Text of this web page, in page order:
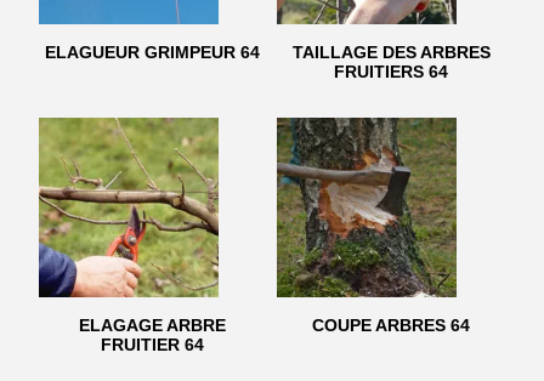
ELAGUEUR GRIMPEUR 64
TAILLAGE DES ARBRES
FRUITIERS 64
ELAGAGE ARBRE
FRUITIER 64
COUPE ARBRES 64